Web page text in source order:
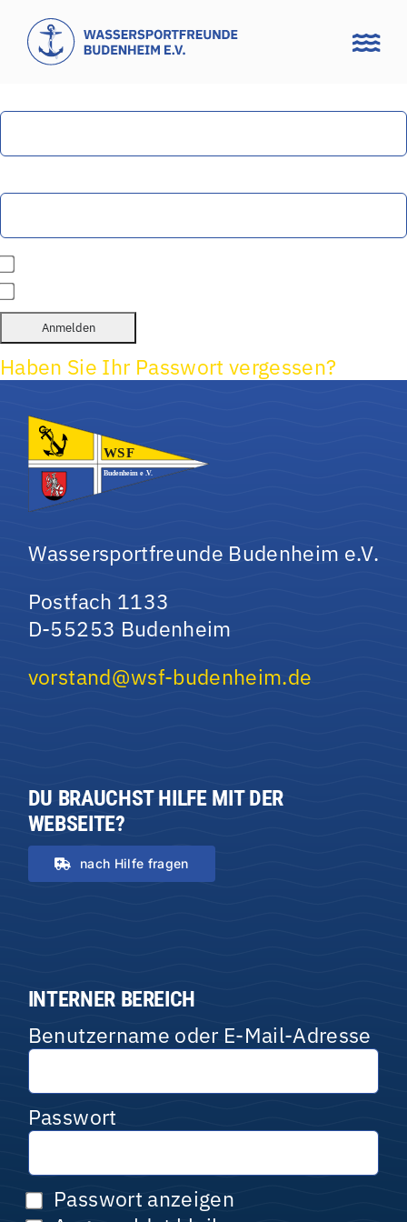
Zum
Inhalt
springen
Haben Sie Ihr Passwort vergessen?
Wassersportfreunde Budenheim e.V.
Postfach 1133
D-55253 Budenheim
vorstand@wsf-budenheim.de
DU BRAUCHST HILFE MIT DER
WEBSEITE?
nach Hilfe fragen
INTERNER BEREICH
Benutzername oder E-Mail-Adresse
Passwort
Passwort anzeigen